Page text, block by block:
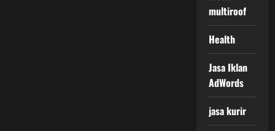
multiroof
Health
Jasa Iklan
AdWords
jasa kurir